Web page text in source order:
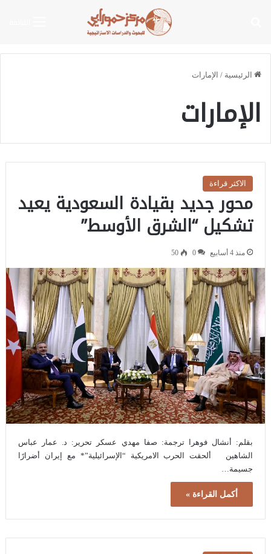
الرئيسية / الإمارات
الإمارات
الاكثر قراءة
محور جديد بقيادة السعودية يعيد
تشكيل “الشرق الأوسط”
منذ 4 أسابيع 0
50
بقلم: أنشال فوهرا ترجمة: صفا مهدي عسكر تحرير: د. عمار عباس
الشاهين ألحقت الحرب الامريكية “الإسرائيلية”* مع إيران أضرارًا
جسيمة…
أكمل القراءة »